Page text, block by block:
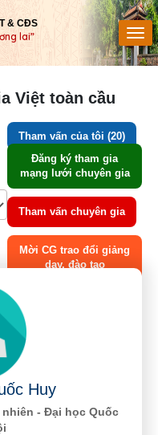
& CĐS
lai”
Việt toàn cầu
Tham vấn của tôi (20)
Đăng ký tham gia
mạng lưới chuyên gia
Tham vấn chuyên gia
Mời CG trao đổi giảng
dạy, đào tạo
Huy
- Đại học Quốc